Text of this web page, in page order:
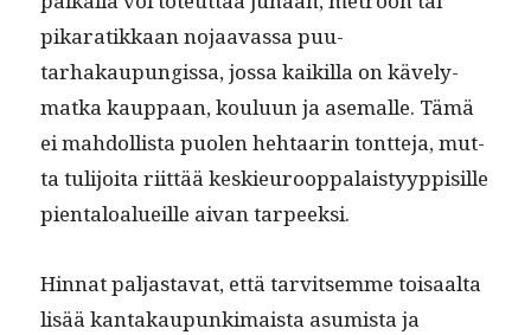
pikaratikkaan nojaavas­sa puu­
tarhakaupungis­sa, jos­sa kaikil­la on käve­ly­
mat­ka kaup­paan, koulu­un ja ase­malle. Tämä
ei mah­dol­lista puolen hehtaarin tont­te­ja, mut­
ta tuli­joi­ta riit­tää keskieu­roop­palaistyyp­pisille
pien­taloalueille aivan tarpeeksi.
Hin­nat pal­jas­ta­vat, että tarvit­semme toisaal­ta
lisää kan­takaupunki­maista asum­ista ja